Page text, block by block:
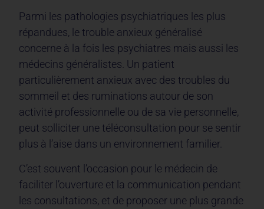
Parmi les pathologies psychiatriques les plus
répandues, le trouble anxieux généralisé
concerne à la fois les psychiatres mais aussi les
médecins généralistes. Un patient
particulièrement anxieux avec des troubles du
sommeil et des ruminations autour de son
activité professionnelle ou de sa vie personnelle,
peut solliciter une téléconsultation pour se sentir
plus à l’aise dans un environnement familier.
C’est souvent l’occasion pour le médecin de
faciliter l’ouverture et la communication pendant
les consultations, et de proposer une plus grande